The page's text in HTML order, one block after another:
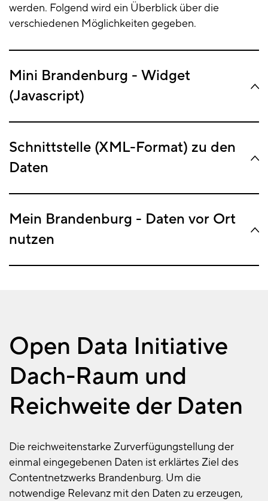
werden. Folgend wird ein Überblick über die
verschiedenen Möglichkeiten gegeben.
Mini Brandenburg - Widget
(Javascript)
Schnittstelle (XML-Format) zu den
Daten
Mein Brandenburg - Daten vor Ort
nutzen
Open Data Initiative
Dach-Raum und
Reichweite der Daten
Die reichweitenstarke Zurverfügungstellung der
einmal eingegebenen Daten ist erklärtes Ziel des
Contentnetzwerks Brandenburg. Um die
notwendige Relevanz mit den Daten zu erzeugen,